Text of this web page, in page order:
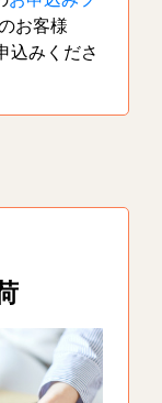
お客様
込みくださ